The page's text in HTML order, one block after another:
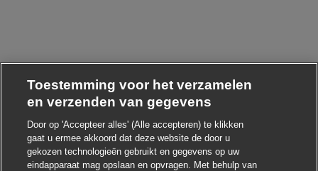
Hoi ! Heb je interesse in deze baan? Chatbot-melding
Toestemming voor het verzamelen
en verzenden van gegevens
Door op 'Accepteer alles' (Alle accepteren) te klikken
gaat u ermee akkoord dat deze website de door u
gekozen technologieën gebruikt en gegevens op uw
eindapparaat mag opslaan en opvragen. Met behulp van